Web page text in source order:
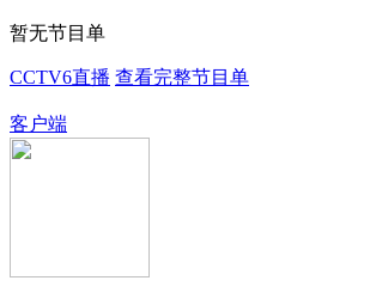
暂无节目单
CCTV6直播 查看完整节目单
客户端